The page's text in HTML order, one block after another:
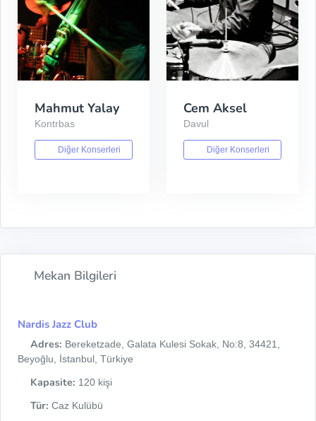
Mahmut Yalay
Kontrbas
Diğer Konserleri
Cem Aksel
Davul
Diğer Konserleri
Mekan Bilgileri
Nardis Jazz Club
Adres: Bereketzade, Galata Kulesi Sokak, No:8, 34421,
Beyoğlu, İstanbul, Türkiye
Kapasite: 120 kişi
Tür: Caz Kulübü